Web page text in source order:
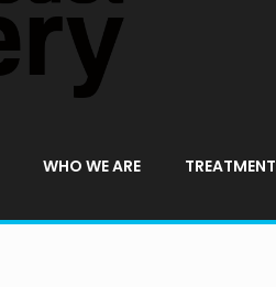
WHO WE ARE TREATMENT